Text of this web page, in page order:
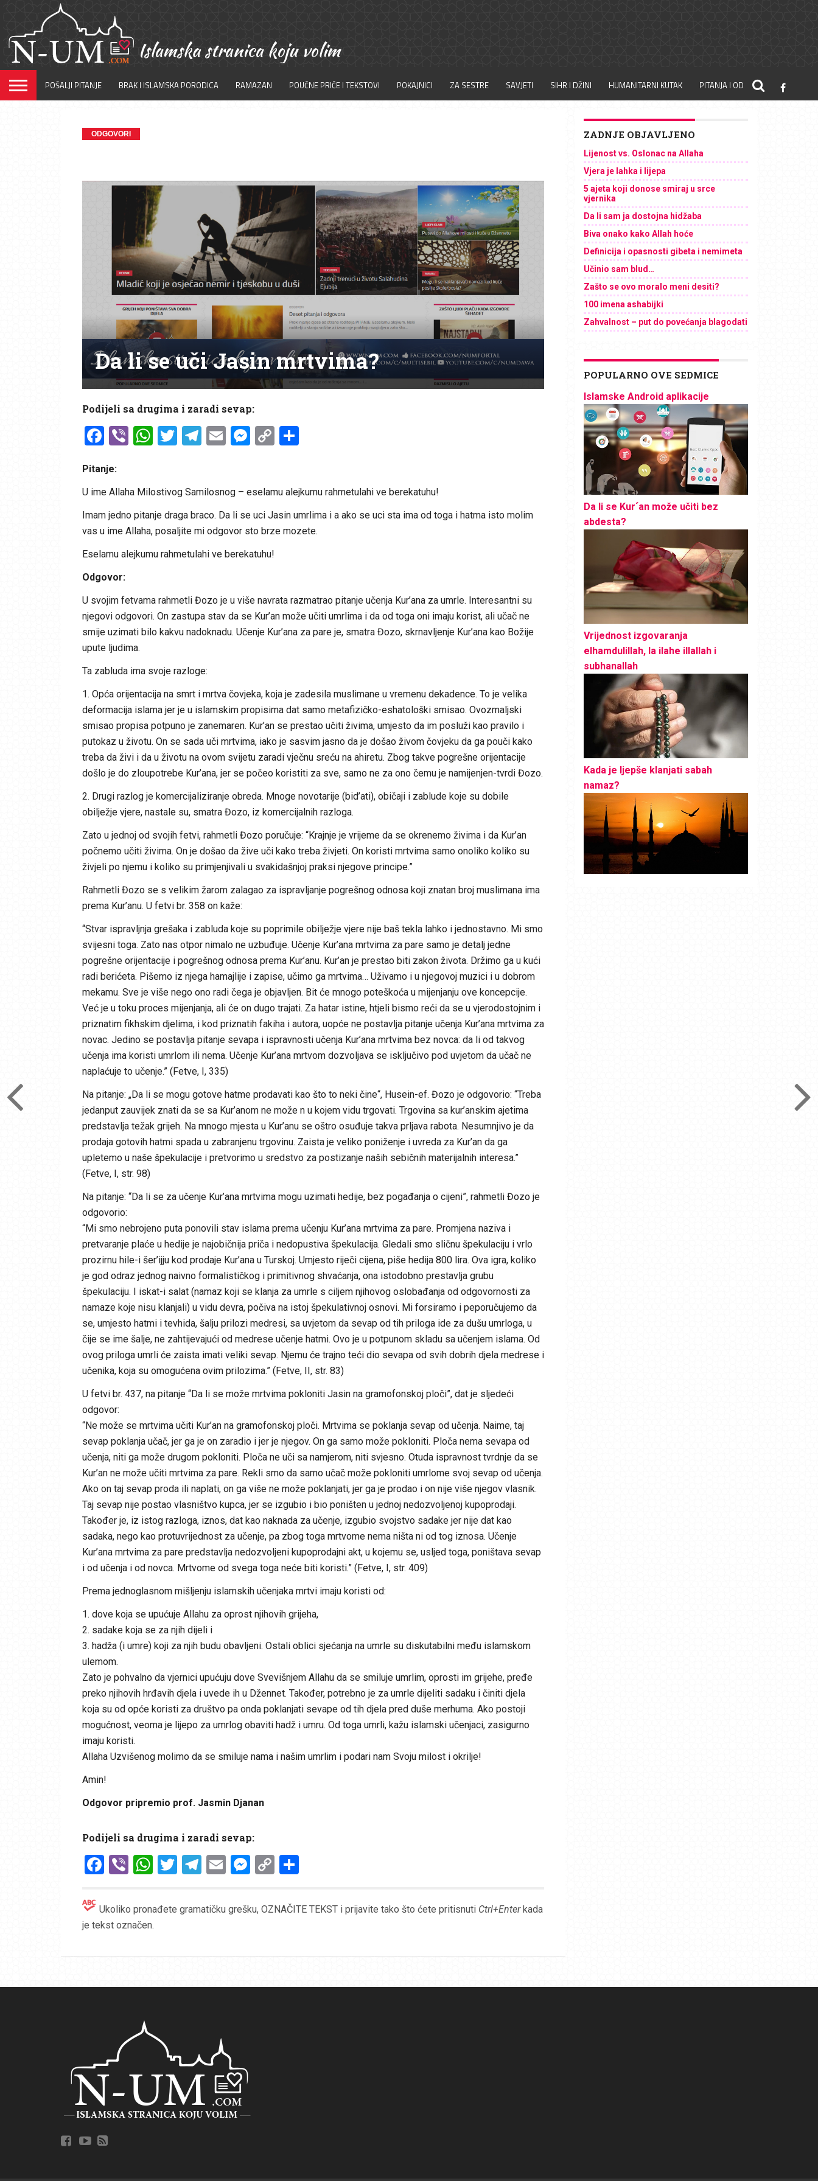
POŠALJI PITANJE BRAK I ISLAMSKA PORODICA RAMAZAN POUČNE PRIČE I TEKSTOVI POKAJNICI ZA SESTRE SAVJETI SIHR I DŽINI HUMANITARNI KUTAK PITANJA I ODGOVORI
ODGOVORI
Da li se uči Jasin mrtvima?
Podijeli sa drugima i zaradi sevap:
Facebook
ViberWhatsApp
Twitter
Telegram
EmailMessenger
CopyShare
Pitanje:
U ime Allaha Milostivog Samilosnog – eselamu alejkumu rahmetulahi ve berekatuhu!
Imam jedno pitanje draga braco. Da li se uci Jasin umrlima i a ako se uci sta ima od toga i hatma isto molim
vas u ime Allaha, posaljite mi odgovor sto brze mozete.
Eselamu alejkumu rahmetulahi ve berekatuhu!
Odgovor:
U svojim fetvama rahmetli Đozo je u više navrata razmatrao pitanje učenja Kur’ana za umrle. Interesantni su
njegovi odgovori. On zastupa stav da se Kur’an može učiti umrlima i da od toga oni imaju korist, ali učač ne
smije uzimati bilo kakvu nadoknadu. Učenje Kur’ana za pare je, smatra Đozo, skrnavljenje Kur’ana kao Božije
upute ljudima.
Ta zabluda ima svoje razloge:
1. Opća orijentacija na smrt i mrtva čovjeka, koja je zadesila muslimane u vremenu dekadence. To je velika
deformacija islama jer je u islamskim propisima dat samo metafizičko-eshatološki smisao. Ovozmaljski
smisao propisa potpuno je zanemaren. Kur’an se prestao učiti živima, umjesto da im posluži kao pravilo i
putokaz u životu. On se sada uči mrtvima, iako je sasvim jasno da je došao živom čovjeku da ga pouči kako
treba da živi i da u životu na ovom svijetu zaradi vječnu sreću na ahiretu. Zbog takve pogrešne orijentacije
došlo je do zloupotrebe Kur’ana, jer se počeo koristiti za sve, samo ne za ono čemu je namijenjen-tvrdi Đozo.
2. Drugi razlog je komercijaliziranje obreda. Mnoge novotarije (bid’ati), običaji i zablude koje su dobile
obilježje vjere, nastale su, smatra Đozo, iz komercijalnih razloga.
Zato u jednoj od svojih fetvi, rahmetli Đozo poručuje: “Krajnje je vrijeme da se okrenemo živima i da Kur’an
počnemo učiti živima. On je došao da žive uči kako treba živjeti. On koristi mrtvima samo onoliko koliko su
živjeli po njemu i koliko su primjenjivali u svakidašnjoj praksi njegove principe.”
Rahmetli Đozo se s velikim žarom zalagao za ispravljanje pogrešnog odnosa koji znatan broj muslimana ima
prema Kur’anu. U fetvi br. 358 on kaže:
“Stvar ispravljnja grešaka i zabluda koje su poprimile obilježje vjere nije baš tekla lahko i jednostavno. Mi smo
svijesni toga. Zato nas otpor nimalo ne uzbuđuje. Učenje Kur’ana mrtvima za pare samo je detalj jedne
pogrešne orijentacije i pogrešnog odnosa prema Kur’anu. Kur’an je prestao biti zakon života. Držimo ga u kući
radi berićeta. Pišemo iz njega hamajlije i zapise, učimo ga mrtvima… Uživamo i u njegovoj muzici i u dobrom
mekamu. Sve je više nego ono radi čega je objavljen. Bit će mnogo poteškoća u mijenjanju ove koncepcije.
Već je u toku proces mijenjanja, ali će on dugo trajati. Za hatar istine, htjeli bismo reći da se u vjerodostojnim i
priznatim fikhskim djelima, i kod priznatih fakiha i autora, uopće ne postavlja pitanje učenja Kur’ana mrtvima za
novac. Jedino se postavlja pitanje sevapa i ispravnosti učenja Kur’ana mrtvima bez novca: da li od takvog
učenja ima koristi umrlom ili nema. Učenje Kur’ana mrtvom dozvoljava se isključivo pod uvjetom da učač ne
naplaćuje to učenje.” (Fetve, I, 335)
Na pitanje: „Da li se mogu gotove hatme prodavati kao što to neki čine“, Husein-ef. Đozo je odgovorio: “Treba
jedanput zauvijek znati da se sa Kur’anom ne može n u kojem vidu trgovati. Trgovina sa kur’anskim ajetima
predstavlja težak grijeh. Na mnogo mjesta u Kur’anu se oštro osuđuje takva prljava rabota. Nesumnjivo je da
prodaja gotovih hatmi spada u zabranjenu trgovinu. Zaista je veliko poniženje i uvreda za Kur’an da ga
upletemo u naše špekulacije i pretvorimo u sredstvo za postizanje naših sebičnih materijalnih interesa.”
(Fetve, I, str. 98)
Na pitanje: “Da li se za učenje Kur’ana mrtvima mogu uzimati hedije, bez pogađanja o cijeni”, rahmetli Đozo je
odgovorio:
“Mi smo nebrojeno puta ponovili stav islama prema učenju Kur’ana mrtvima za pare. Promjena naziva i
pretvaranje plaće u hedije je najobičnija priča i nedopustiva špekulacija. Gledali smo sličnu špekulaciju i vrlo
prozirnu hile-i šer’ijju kod prodaje Kur’ana u Turskoj. Umjesto riječi cijena, piše hedija 800 lira. Ova igra, koliko
je god odraz jednog naivno formalističkog i primitivnog shvaćanja, ona istodobno prestavlja grubu
špekulaciju. I iskat-i salat (namaz koji se klanja za umrle s ciljem njihovog oslobađanja od odgovornosti za
namaze koje nisu klanjali) u vidu devra, počiva na istoj špekulativnoj osnovi. Mi forsiramo i peporučujemo da
se, umjesto hatmi i tevhida, šalju prilozi medresi, sa uvjetom da sevap od tih priloga ide za dušu umrloga, u
čije se ime šalje, ne zahtijevajući od medrese učenje hatmi. Ovo je u potpunom skladu sa učenjem islama. Od
ovog priloga umrli će zaista imati veliki sevap. Njemu će trajno teći dio sevapa od svih dobrih djela medrese i
učenika, koja su omogućena ovim prilozima.” (Fetve, II, str. 83)
U fetvi br. 437, na pitanje “Da li se može mrtvima pokloniti Jasin na gramofonskoj ploči”, dat je sljedeći
odgovor:
“Ne može se mrtvima učiti Kur’an na gramofonskoj ploči. Mrtvima se poklanja sevap od učenja. Naime, taj
sevap poklanja učač, jer ga je on zaradio i jer je njegov. On ga samo može pokloniti. Ploča nema sevapa od
učenja, niti ga može drugom pokloniti. Ploča ne uči sa namjerom, niti svjesno. Otuda ispravnost tvrdnje da se
Kur’an ne može učiti mrtvima za pare. Rekli smo da samo učač može pokloniti umrlome svoj sevap od učenja.
Ako on taj sevap proda ili naplati, on ga više ne može poklanjati, jer ga je prodao i on nije više njegov vlasnik.
Taj sevap nije postao vlasništvo kupca, jer se izgubio i bio poništen u jednoj nedozvoljenoj kupoprodaji.
Također je, iz istog razloga, iznos, dat kao naknada za učenje, izgubio svojstvo sadake jer nije dat kao
sadaka, nego kao protuvrijednost za učenje, pa zbog toga mrtvome nema ništa ni od tog iznosa. Učenje
Kur’ana mrtvima za pare predstavlja nedozvoljeni kupoprodajni akt, u kojemu se, usljed toga, poništava sevap
i od učenja i od novca. Mrtvome od svega toga neće biti koristi.” (Fetve, I, str. 409)
Prema jednoglasnom mišljenju islamskih učenjaka mrtvi imaju koristi od:
1. dove koja se upućuje Allahu za oprost njihovih grijeha,
2. sadake koja se za njih dijeli i
3. hadža (i umre) koji za njih budu obavljeni. Ostali oblici sjećanja na umrle su diskutabilni među islamskom
ulemom.
Zato je pohvalno da vjernici upućuju dove Svevišnjem Allahu da se smiluje umrlim, oprosti im grijehe, pređe
preko njihovih hrđavih djela i uvede ih u Džennet. Također, potrebno je za umrle dijeliti sadaku i činiti djela
koja su od opće koristi za društvo pa onda poklanjati sevape od tih djela pred duše merhuma. Ako postoji
mogućnost, veoma je lijepo za umrlog obaviti hadž i umru. Od toga umrli, kažu islamski učenjaci, zasigurno
imaju koristi.
Allaha Uzvišenog molimo da se smiluje nama i našim umrlim i podari nam Svoju milost i okrilje!
Amin!
Odgovor pripremio prof. Jasmin Djanan
Podijeli sa drugima i zaradi sevap:
Facebook
ViberWhatsApp
Twitter
Telegram
EmailMessenger
CopyShare
Ukoliko pronađete gramatičku grešku, OZNAČITE TEKST i prijavite tako što ćete pritisnuti Ctrl+Enterkada
je tekst označen.
ZADNJE OBJAVLJENO
Lijenost vs. Oslonac na Allaha
Vjera je lahka i lijepa
5 ajeta koji donose smiraj u srce
vjernika
Da li sam ja dostojna hidžaba
Biva onako kako Allah hoće
Definicija i opasnosti gibeta i nemimeta
Učinio sam blud…
Zašto se ovo moralo meni desiti?
100 imena ashabijki
Zahvalnost – put do povećanja blagodati
POPULARNO OVE SEDMICE
Islamske Android aplikacije
Da li se Kur´an može učiti bez
abdesta?
Vrijednost izgovaranja
elhamdulillah, la ilahe illallah i
subhanallah
Kada je ljepše klanjati sabah
namaz?